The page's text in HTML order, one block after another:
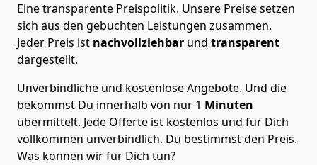
Eine transparente Preispolitik. Unsere Preise setzen
sich aus den gebuchten Leistungen zusammen.
Jeder Preis ist nachvollziehbar und transparent
dargestellt.
Unverbindliche und kostenlose Angebote. Und die
bekommst Du innerhalb von nur 1 Minuten
übermittelt. Jede Offerte ist kostenlos und für Dich
vollkommen unverbindlich. Du bestimmst den Preis.
Was können wir für Dich tun?